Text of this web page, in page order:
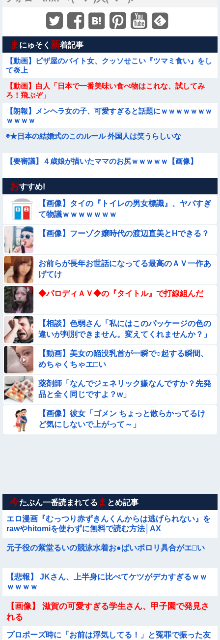
ま にゅそく 新着記事
【動画】ピザ屋のバイト女、クッソせこい『ツマミ食い』をし
て炎上
【動画】白人「日本で一番美味い食べ物はこれな、試してみ
ろ！飛ぶぞ」
【朗報】メンヘラ女の子、可愛すぎると話題にｗｗｗｗｗｗｗ
ｗｗｗｗ
◉★日本の結婚式のこのルール 外国人は笑うらしいな
【要審議】４歳娘が描いたママのお尻ｗｗｗｗｗ【画像】
【参考画像】脱がしたら『残念オッパイ』を褒める時の模範解
答
【動画】町の中華料理屋さん、娘の採用で人気店になってしま
う
★★同格のように語られてるけど実際は『雲泥の差』があるも
のと言えば？
【悩み相談】昭和の高1女子さん、夏の体験談ｗｗｗｗｗｗｗ
ｗ
【画像】女さん「彼氏が強制わいせつで捕まって謝罪の手紙が
来た」ﾊﾟｼｬｯ
【動画像】女の子「ウエスト？・・・60㎝だよ！」
【動画あり】ボーイッシュ美少女「どうしたん？おっぱい揉
む？❤」
★★水着姿を見た彼氏が「核兵器並みのボディだね」って褒め
てくれた(´；ω；｀)
【悲報】イッヌさん、飼い主の『レズプレイ』を見てドン引
き・・・
★★昨晩、久しぶりに嫁とセックスしたんだが・・・
時間強」は1時間＋αだと思ってる😭
おすすめ!
【画像】タイの『トイレの男女標識』、ヤバすぎ
て物議ｗｗｗｗｗｗｗ
【画像】フーゾク嬢時代の渡辺直美とHできる？
お前らが長年お世話になってる最高のＡＶ一作あ
げてけ
◆パロディＡＶ◆の『タイトル』で打線組んだ
【相談】色弱さん「私にはこのパッケージの色の
違いが判別できません。変えてくれませんか？」
【動画】美女の陥没乳首が一瞬で○起する瞬間、
めちゃくちゃエ□い
薬剤師「なんでジェネリック嫌なんですか？先発
品と全く同じですよ？w」
【画像】彼女「ゴメン ちょっと散らかってるけ
ど気にしないで上がって～」
今たぶん一番読まれてる ま とめ記事
エロ漫画『むっつり赤ずきんくんからは逃げられない』を
rawやhitomiを使わずに無料で読む方法│AX
元子役の紫堂るいの競泳水着お●ぱいポロリ具合がエ□い
【悲報】 JKさん、上半身に比べてケツがデカすぎるｗｗ
ｗｗｗｗ
【画像】 滋賀の可愛すぎる学生さん、甲子園で発見さ
れる
プロポーズ時に「お前は浮気してる！」と冤罪で振った友